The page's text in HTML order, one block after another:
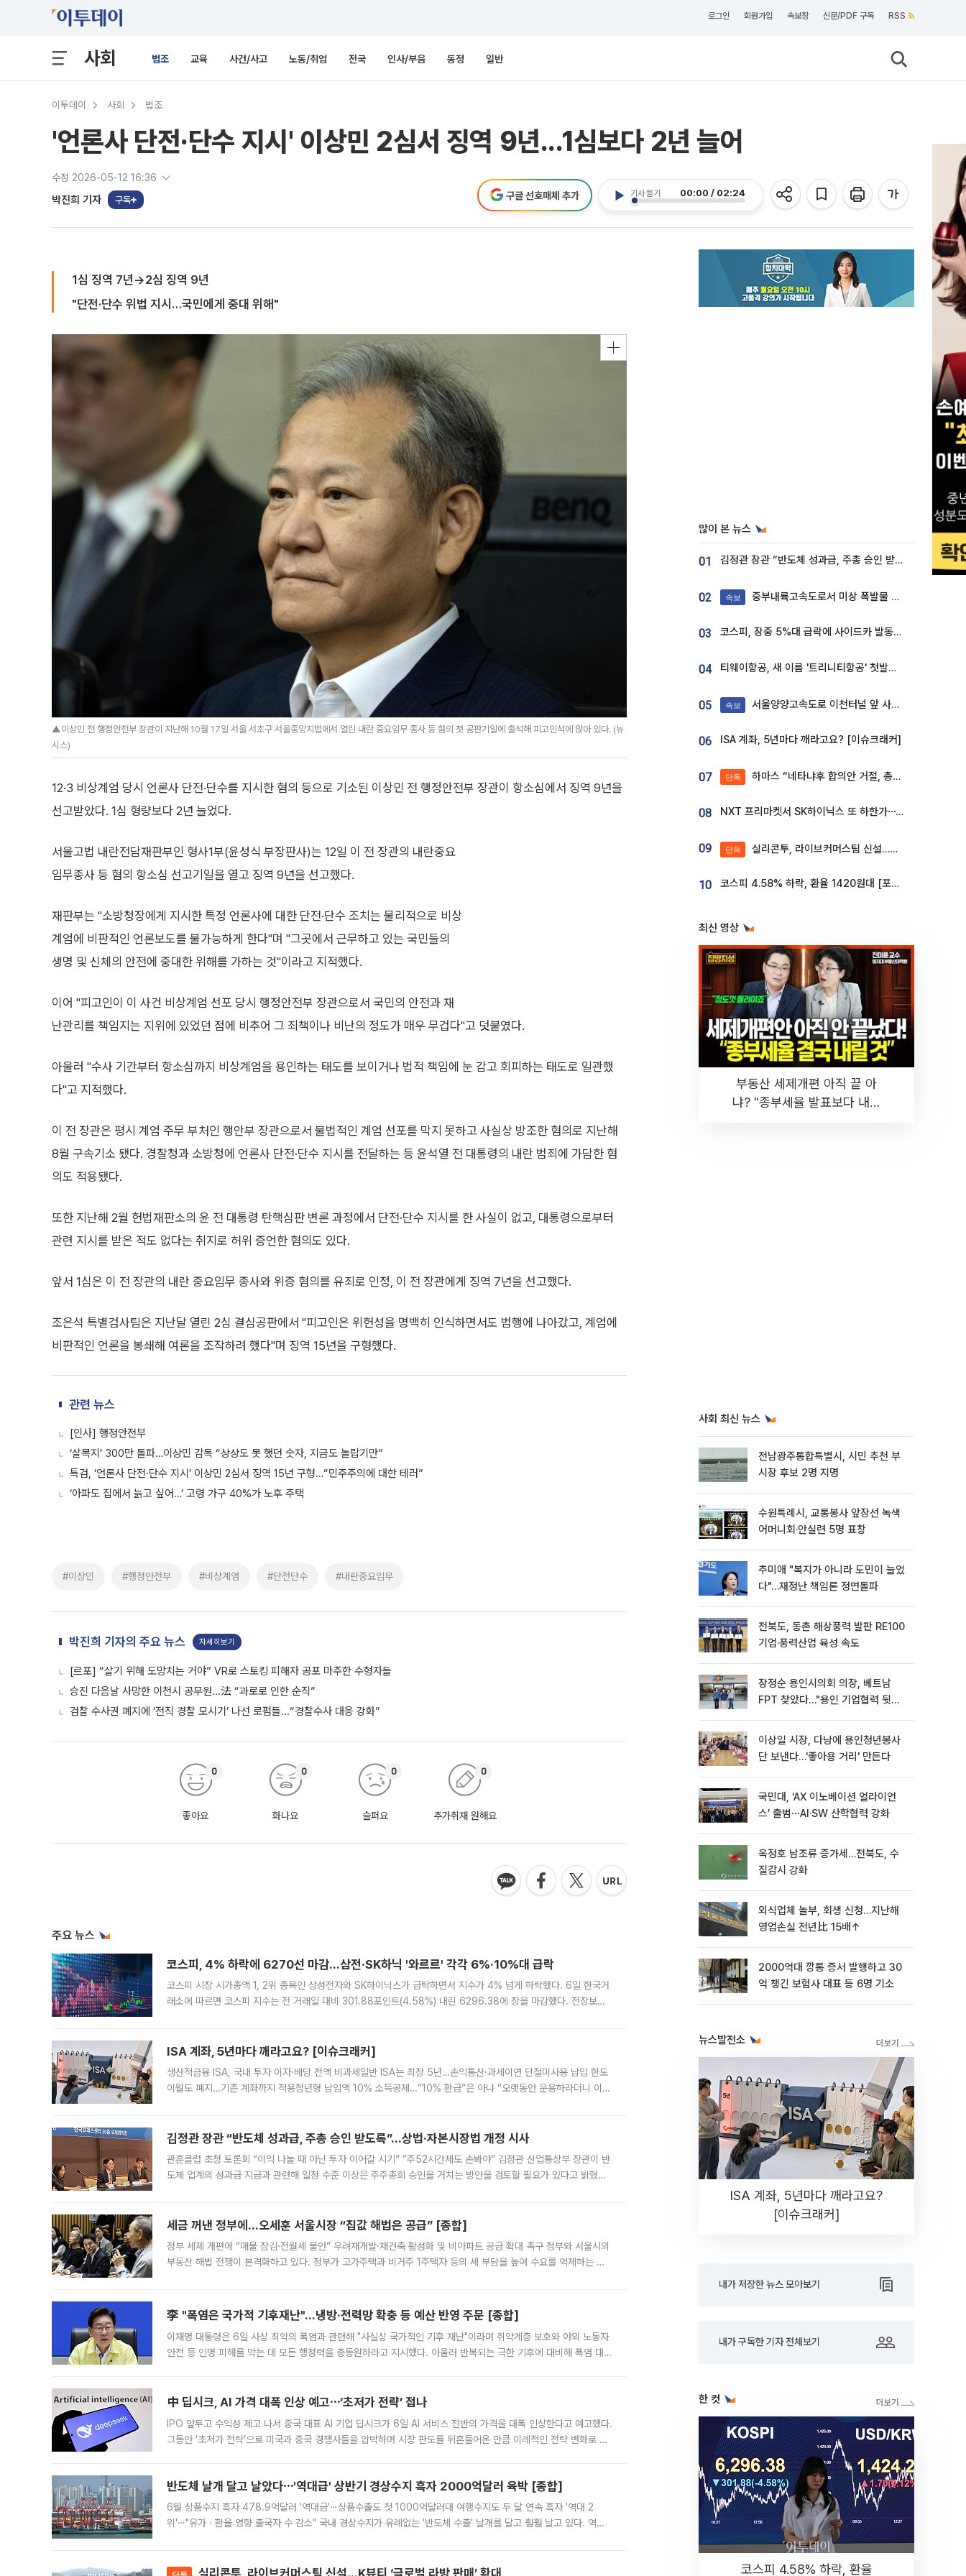
로그인 회원가입 속보창 신문/PDF 구독 RSS
사회 법조 교육 사건/사고 노동/취업 전국 인사/부음 동정 일반
이투데이 사회 법조
'언론사 단전·단수 지시' 이상민 2심서 징역 9년...1심보다 2년 늘어
수정 2026-05-12 16:36
박진희 기자 구독
기사 듣기 00:00 / 02:24
구글 선호매체 추가
1심 징역 7년→2심 징역 9년
"단전·단수 위법 지시…국민에게 중대 위해"
▲이상민 전 행정안전부 장관이 지난해 10월 17일 서울 서초구 서울중앙지법에서 열린 내란 중요임무 종사 등 혐의 첫 공판기일에 출석해 피고인석에 앉아 있다. (뉴
시스)
12·3 비상계엄 당시 언론사 단전·단수를 지시한 혐의 등으로 기소된 이상민 전 행정안전부 장관이 항소심에서 징역 9년을
선고받았다. 1심 형량보다 2년 늘었다.
서울고법 내란전담재판부인 형사1부(윤성식 부장판사)는 12일 이 전 장관의 내란중요
임무종사 등 혐의 항소심 선고기일을 열고 징역 9년을 선고했다.
재판부는 "소방청장에게 지시한 특정 언론사에 대한 단전·단수 조치는 물리적으로 비상
계엄에 비판적인 언론보도를 불가능하게 한다"며 "그곳에서 근무하고 있는 국민들의
생명 및 신체의 안전에 중대한 위해를 가하는 것"이라고 지적했다.
이어 "피고인이 이 사건 비상계엄 선포 당시 행정안전부 장관으로서 국민의 안전과 재
난관리를 책임지는 지위에 있었던 점에 비추어 그 죄책이나 비난의 정도가 매우 무겁다"고 덧붙였다.
아울러 "수사 기간부터 항소심까지 비상계엄을 용인하는 태도를 보이거나 법적 책임에 눈 감고 회피하는 태도로 일관했
다"고 지적했다.
이 전 장관은 평시 계엄 주무 부처인 행안부 장관으로서 불법적인 계엄 선포를 막지 못하고 사실상 방조한 혐의로 지난해
8월 구속기소 됐다. 경찰청과 소방청에 언론사 단전·단수 지시를 전달하는 등 윤석열 전 대통령의 내란 범죄에 가담한 혐
의도 적용됐다.
또한 지난해 2월 헌법재판소의 윤 전 대통령 탄핵심판 변론 과정에서 단전·단수 지시를 한 사실이 없고, 대통령으로부터
관련 지시를 받은 적도 없다는 취지로 허위 증언한 혐의도 있다.
앞서 1심은 이 전 장관의 내란 중요임무 종사와 위증 혐의를 유죄로 인정, 이 전 장관에게 징역 7년을 선고했다.
조은석 특별검사팀은 지난달 열린 2심 결심공판에서 "피고인은 위헌성을 명백히 인식하면서도 범행에 나아갔고, 계엄에
비판적인 언론을 봉쇄해 여론을 조작하려 했다"며 징역 15년을 구형했다.
관련 뉴스
[인사] 행정안전부
‘살목지’ 300만 돌파…이상민 감독 “상상도 못 했던 숫자, 지금도 놀랍기만”
특검, ‘언론사 단전·단수 지시’ 이상민 2심서 징역 15년 구형…“민주주의에 대한 테러”
‘아파도 집에서 늙고 싶어…’ 고령 가구 40%가 노후 주택
#이상민 #행정안전부 #비상계엄 #단전단수 #내란중요임무
박진희 기자의 주요 뉴스 자세히보기
[르포] “살기 위해 도망치는 거야” VR로 스토킹 피해자 공포 마주한 수형자들
승진 다음날 사망한 이천시 공무원...法 “과로로 인한 순직”
검찰 수사권 폐지에 ‘전직 경찰 모시기’ 나선 로펌들...“경찰수사 대응 강화”
좋아요
0
화나요
0
슬퍼요
0
추가취재 원해요
0
주요 뉴스
코스피, 4% 하락에 6270선 마감…삼전·SK하닉 '와르르' 각각 6%·10%대 급락
코스피 시장 시가총액 1, 2위 종목인 삼성전자와 SK하이닉스가 급락하면서 지수가 4% 넘게 하락했다. 6일 한국거
래소에 따르면 코스피 지수는 전 거래일 대비 301.88포인트(4.58%) 내린 6296.38에 장을 마감했다. 전장보다
ISA 계좌, 5년마다 깨라고요? [이슈크래커]
생산적금융 ISA, 국내 투자 이자·배당 전액 비과세일반 ISA는 최장 5년…손익통산·과세이연 단절미사용 납입 한도
이월도 폐지…기존 계좌까지 적용청년형 납입액 10% 소득공제…“10% 환급”은 아냐 “오랫동안 운용하라더니 이제
김정관 장관 “반도체 성과급, 주총 승인 받도록”…상법·자본시장법 개정 시사
관훈클럽 초청 토론회 “이익 나눌 때 아닌 투자 이어갈 시기” “주52시간제도 손봐야” 김정관 산업통상부 장관이 반
도체 업계의 성과급 지급과 관련해 일정 수준 이상은 주주총회 승인을 거치는 방안을 검토할 필요가 있다고 밝혔다.
세금 꺼낸 정부에…오세훈 서울시장 “집값 해법은 공급” [종합]
정부 세제 개편에 “매물 잠김·전월세 불안” 우려재개발·재건축 활성화 및 비아파트 공급 확대 촉구 정부와 서울시의
부동산 해법 전쟁이 본격화하고 있다. 정부가 고가주택과 비거주 1주택자 등의 세 부담을 높여 수요를 억제하는 카
李 "폭염은 국가적 기후재난"…냉방·전력망 확충 등 예산 반영 주문 [종합]
이재명 대통령은 6일 사상 최악의 폭염과 관련해 "사실상 국가적인 기후 재난"이라며 취약계층 보호와 야외 노동자
안전 등 인명 피해를 막는 데 모든 행정력을 총동원하라고 지시했다. 아울러 반복되는 극한 기후에 대비해 폭염 대응
中 딥시크, AI 가격 대폭 인상 예고⋯‘초저가 전략’ 접나
IPO 앞두고 수익성 제고 나서 중국 대표 AI 기업 딥시크가 6일 AI 서비스 전반의 가격을 대폭 인상한다고 예고했다.
그동안 ‘초저가 전략’으로 미국과 중국 경쟁사들을 압박하며 시장 판도를 뒤흔들어온 만큼 이례적인 전략 변화로 평
반도체 날개 달고 날았다⋯'역대급' 상반기 경상수지 흑자 2000억달러 육박 [종합]
6월 상품수지 흑자 478.9억달러 '역대급'⋯상품수출도 첫 1000억달러대 여행수지도 두 달 연속 흑자 '역대 2
위'⋯"유가ㆍ환율 영향 출국자 수 감소" 국내 경상수지가 유례없는 '반도체 수출' 날개를 달고 훨훨 날고 있다. 역대
단독 실리콘투, 라이브커머스팀 신설…K뷰티 ‘글로벌 라방 판매’ 확대
많이 본 뉴스
01 김정관 장관 “반도체 성과급, 주총 승인 받도록”…상법·자본시장법 개정 시사
02 속보 중부내륙고속도로서 미상 폭발물 발견
03 코스피, 장중 5%대 급락에 사이드카 발동…삼성·SK 동반 폭락
04 티웨이항공, 새 이름 '트리니티항공' 첫발…SSC 전략 본격화
05 속보 서울양양고속도로 이천터널 앞 사고 발생
06 ISA 계좌, 5년마다 깨라고요? [이슈크래커]
07 단독 하마스 “네타냐후 합의안 거절, 총선 앞두고 시간 끌기”
08 NXT 프리마켓서 SK하이닉스 또 하한가⋯‘11주 거래’에 시초가 왜곡
09 단독 실리콘투, 라이브커머스팀 신설…K뷰티 ‘글로벌 판매망’ 확대[K뷰티 라방戰]
10 코스피 4.58% 하락, 환율 1420원대 [포토]
최신 영상
부동산 세제개편 아직 끝 아
냐? "종부세율 발표보다 내릴
사회 최신 뉴스
전남광주통합특별시, 시민 추천 부
시장 후보 2명 지명
수원특례시, 교통봉사 앞장선 녹색
어머니회·안실련 5명 표창
추미애 "복지가 아니라 도민이 늘었
다"…재정난 책임론 정면돌파
전북도, 동촌 해상풍력 발판 RE100
기업·풍력산업 육성 속도
장정순 용인시의회 의장, 베트남
FPT 찾았다…"용인 기업협력 뒷받
이상일 시장, 다낭에 용인청년봉사
단 보낸다…'좋아용 거리' 만든다
국민대, ‘AX 이노베이션 얼라이언
스’ 출범⋯AI·SW 산학협력 강화
옥정호 남조류 증가세…전북도, 수
질감시 강화
외식업체 놀부, 회생 신청…지난해
영업손실 전년比 15배↑
2000억대 깡통 증서 발행하고 30
억 챙긴 보험사 대표 등 6명 기소
뉴스발전소
ISA 계좌, 5년마다 깨라고요?
[이슈크래커]
내가 저장한 뉴스 모아보기
내가 구독한 기자 전체보기
한 컷
코스피 4.58% 하락, 환율